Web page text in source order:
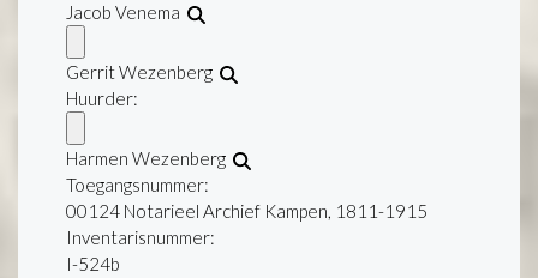
Jacob Venema
Gerrit Wezenberg
Huurder:
Harmen Wezenberg
Toegangsnummer:
00124 Notarieel Archief Kampen, 1811-1915
Inventarisnummer:
I-524b